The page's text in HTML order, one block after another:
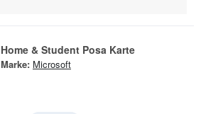
Home & Student Posa Karte
Marke: Microsoft